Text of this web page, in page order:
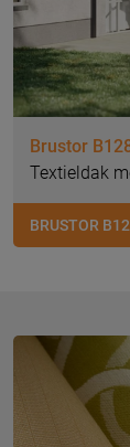
Brustor
Textieldak
BRUSTOR